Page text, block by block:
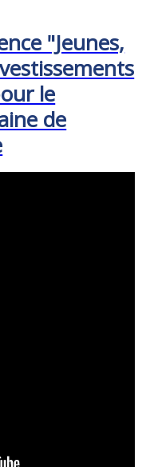
"Jeunes,
le
de